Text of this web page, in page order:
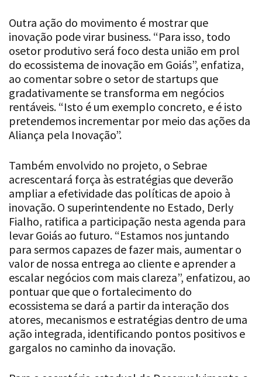
Outra ação do movimento é mostrar que
inovação pode virar business. “Para isso, todo
osetor produtivo será foco desta união em prol
do ecossistema de inovação em Goiás”, enfatiza,
ao comentar sobre o setor de startups que
gradativamente se transforma em negócios
rentáveis. “Isto é um exemplo concreto, e é isto
pretendemos incrementar por meio das ações da
Aliança pela Inovação”.
Também envolvido no projeto, o Sebrae
acrescentará força às estratégias que deverão
ampliar a efetividade das políticas de apoio à
inovação. O superintendente no Estado, Derly
Fialho, ratifica a participação nesta agenda para
levar Goiás ao futuro. “Estamos nos juntando
para sermos capazes de fazer mais, aumentar o
valor de nossa entrega ao cliente e aprender a
escalar negócios com mais clareza”, enfatizou, ao
pontuar que que o fortalecimento do
ecossistema se dará a partir da interação dos
atores, mecanismos e estratégias dentro de uma
ação integrada, identificando pontos positivos e
gargalos no caminho da inovação.